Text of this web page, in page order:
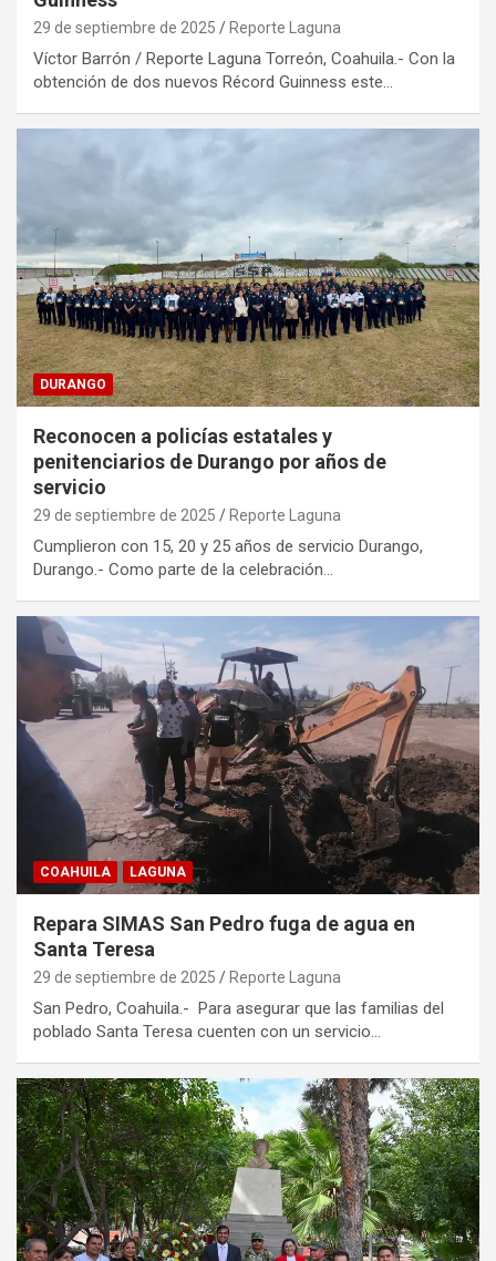
29 de septiembre de 2025 Reporte Laguna
Víctor Barrón / Reporte Laguna Torreón, Coahuila.- Con la
obtención de dos nuevos Récord Guinness este…
DURANGO
Reconocen a policías estatales y
penitenciarios de Durango por años de
servicio
29 de septiembre de 2025 Reporte Laguna
Cumplieron con 15, 20 y 25 años de servicio Durango,
Durango.- Como parte de la celebración…
COAHUILA LAGUNA
Repara SIMAS San Pedro fuga de agua en
Santa Teresa
29 de septiembre de 2025 Reporte Laguna
San Pedro, Coahuila.- Para asegurar que las familias del
poblado Santa Teresa cuenten con un servicio…